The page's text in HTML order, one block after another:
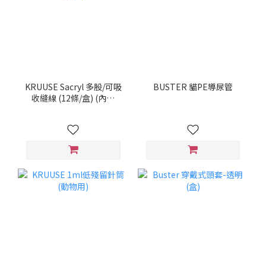
KRUUSE Sacryl 多股/可吸
收縫線 (12條/盒) (內含
BUSTER 貓PE導尿管